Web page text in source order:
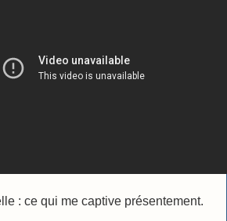
: ce qui me captive présentement.